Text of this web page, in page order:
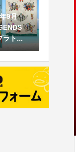
9月
ラト...